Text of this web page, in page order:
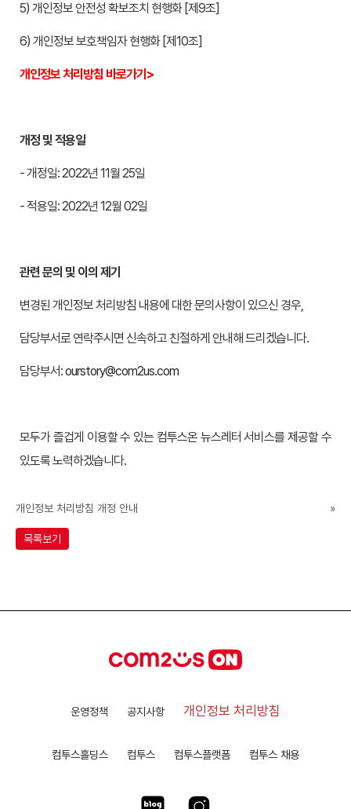
5) 개인정보 안전성 확보조치 현행화 [제9조]
6) 개인정보 보호책임자 현행화 [제10조]
개인정보 처리방침 바로가기>
개정 및 적용일
- 개정일: 2022년 11월 25일
- 적용일: 2022년 12월 02일
관련 문의 및 이의 제기
변경된 개인정보 처리방침 내용에 대한 문의사항이 있으신 경우,
담당부서로 연락주시면 신속하고 친절하게 안내해 드리겠습니다.
담당부서:ourstory@com2us.com
모두가 즐겁게 이용할 수 있는 컴투스온 뉴스레터 서비스를 제공할 수
있도록 노력하겠습니다.
개인정보 처리방침 개정 안내 »
목록보기
운영정책 공지사항 개인정보 처리방침
컴투스홀딩스 컴투스 컴투스플랫폼 컴투스 채용